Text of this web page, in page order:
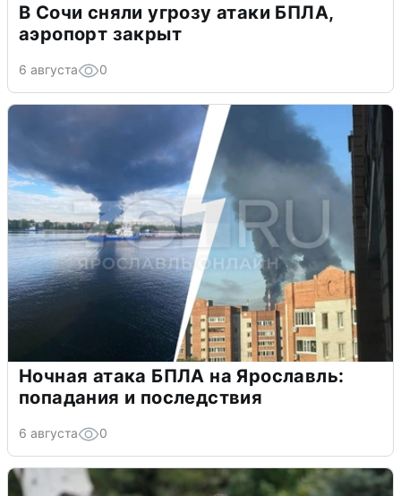
В Сочи сняли угрозу атаки БПЛА,
аэропорт закрыт
6 августа 0
Ночная атака БПЛА на Ярославль:
попадания и последствия
6 августа 0